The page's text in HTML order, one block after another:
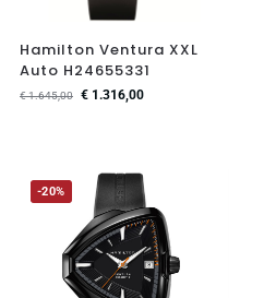
Hamilton Ventura XXL
Auto H24655331
€1.645,00 € 1.316,00
-20%